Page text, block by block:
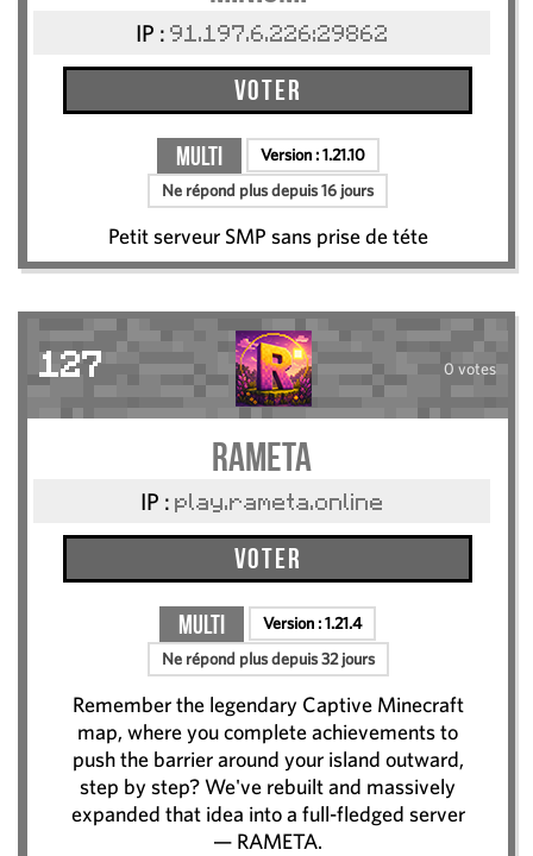
IP : 91.197.6.226:29862
Voter
Multi Version :1.21.10
Ne répond plus depuis 16 jours
Petit serveur SMP sans prise de téte
127 0 votes
RAMETA
IP : play.rameta.online
Voter
Multi Version :1.21.4
Ne répond plus depuis 32 jours
Remember the legendary Captive Minecraft
map, where you complete achievements to
push the barrier around your island outward,
step by step? We've rebuilt and massively
expanded that idea into a full-fledged server
— RAMETA.